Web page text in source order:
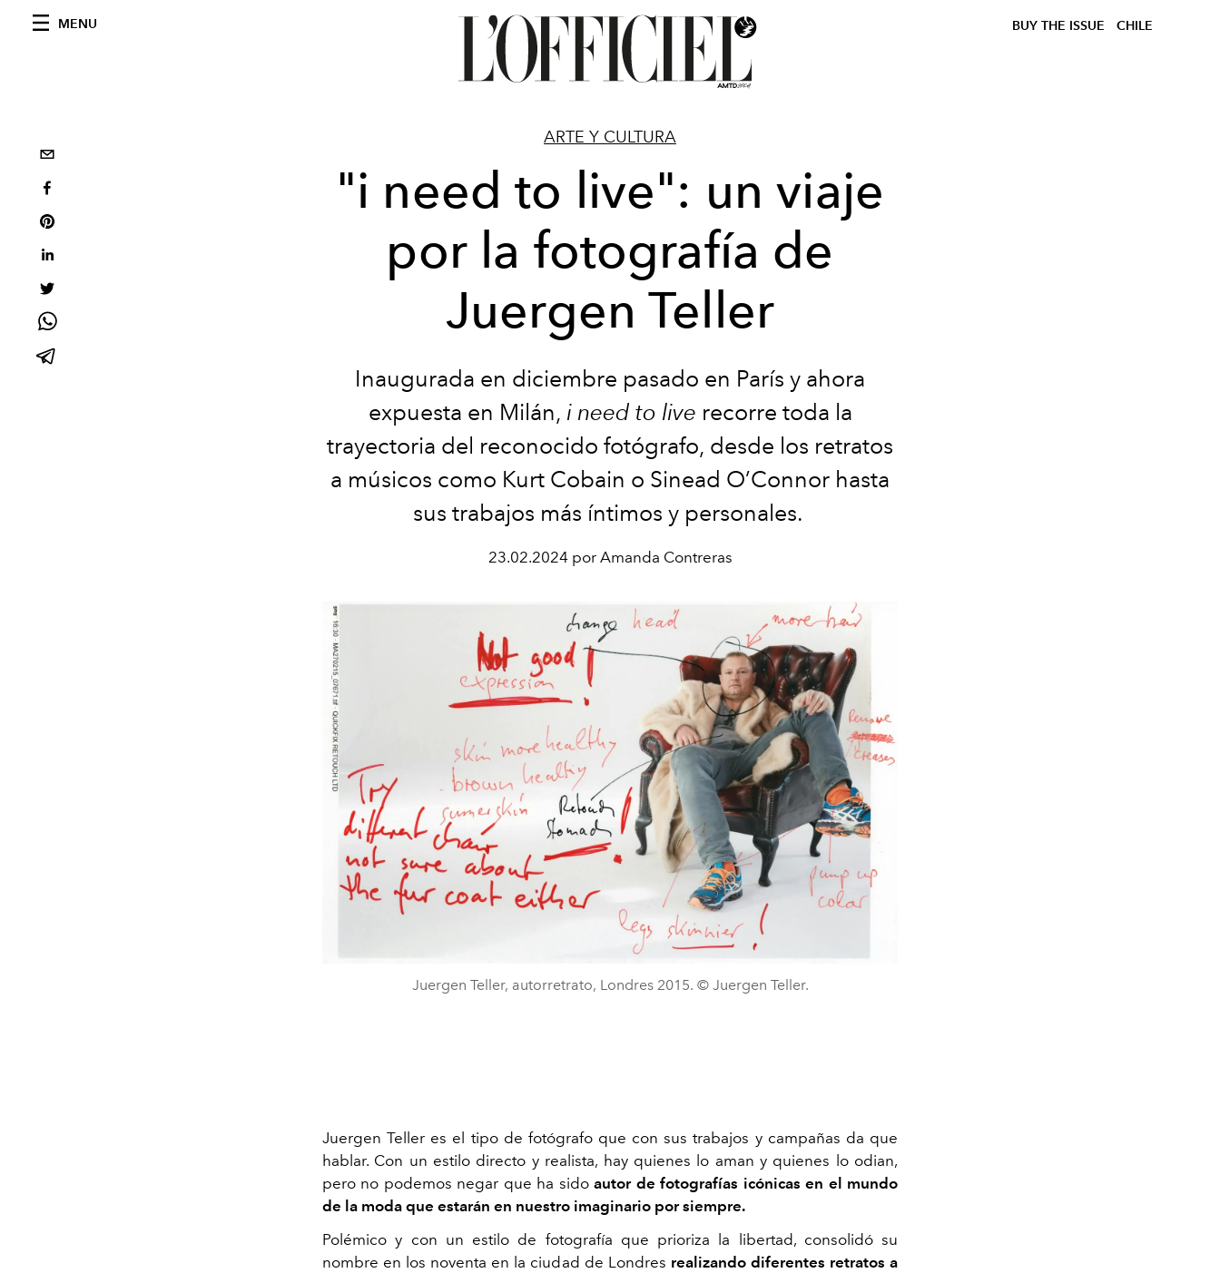
MENU BUY THE ISSUE CHILE
ARTE Y CULTURA
"i need to live": un viaje
por la fotografía de
Juergen Teller
Inaugurada en diciembre pasado en París y ahora
expuesta en Milán, i need to live recorre toda la
trayectoria del reconocido fotógrafo, desde los retratos
a músicos como Kurt Cobain o Sinead O’Connor hasta
sus trabajos más íntimos y personales.
23.02.2024 por Amanda Contreras
Juergen Teller, autorretrato, Londres 2015. © Juergen Teller.
Juergen Teller es el tipo de fotógrafo que con sus trabajos y campañas da que
hablar. Con un estilo directo y realista, hay quienes lo aman y quienes lo odian,
pero no podemos negar que ha sidoautor de fotografías icónicas en el mundo
de la moda que estarán en nuestro imaginario por siempre.
Polémico y con un estilo de fotografía que prioriza la libertad, consolidó su
nombre en los noventa en la ciudad de Londres realizando diferentes retratos a